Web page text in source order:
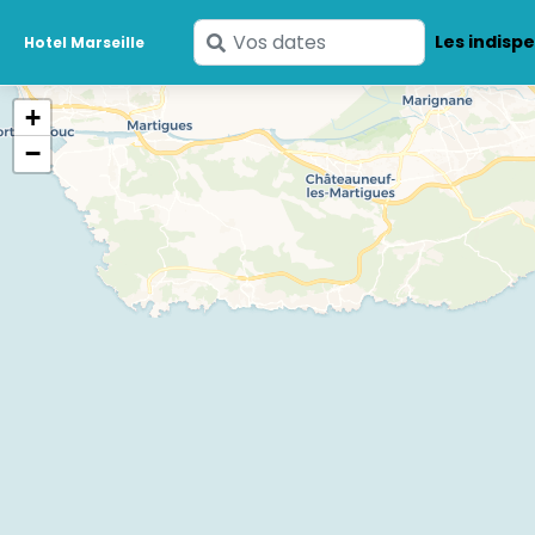
Hotel Marseille
Saisissez
vos
Les
+
−